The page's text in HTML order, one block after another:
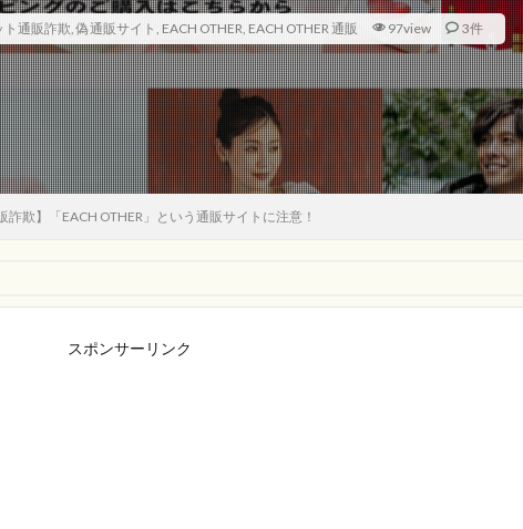
ト通販詐欺,偽通販サイト , EACH OTHER, EACH OTHER 通販 97view 3件
詐欺】「EACH OTHER」という通販サイトに注意！
スポンサーリンク